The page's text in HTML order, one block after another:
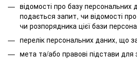
відомості про базу персональних
подається запит, чи відомості
чи розпорядника цієї бази
перелік персональних даних, що
мета та/або правові підстави для